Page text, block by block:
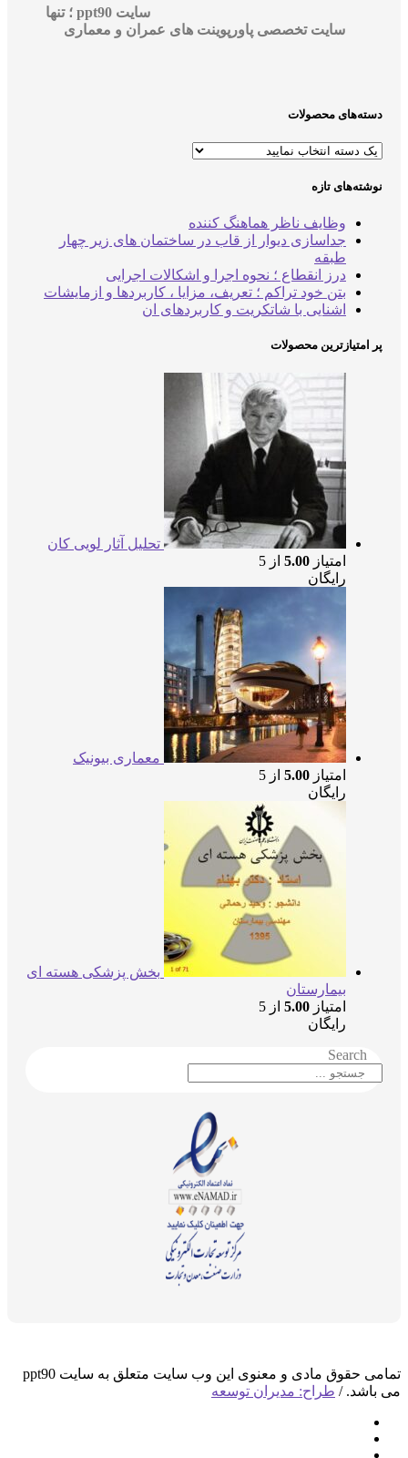
سایت ppt90 ؛ تنها
سایت تخصصی پاورپوینت های عمران و معماری
دسته‌های محصولات
نوشته‌های تازه
وظایف ناظر هماهنگ کننده
جداسازی دیوار از قاب در ساختمان های زیر چهار
طبقه
درز انقطاع ؛ نحوه اجرا و اشکالات اجرایی
بتن خود تراکم ؛ تعریف، مزایا ، کاربردها و ازمایشات
اشنایی با شاتکریت و کاربردهای ان
پر امتیازترین محصولات
تحلیل آثار لویی کان
امتیاز 5.00 از 5
رایگان
معماری بیونیک
امتیاز 5.00 از 5
رایگان
بخش پزشکی هسته ای
بیمارستان
امتیاز 5.00 از 5
رایگان
Search
تمامی حقوق مادی و معنوی این وب سایت متعلق به سایت ppt90
می باشد. / طراح: مدیران توسعه